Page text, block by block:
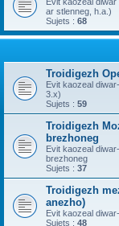
ar stlenneg, h.a.)
Sujets : 68
Troidigezh
Evit kaozeal
3.x)
Sujets : 59
Troidigezh
brezhoneg
Evit kaozeal
brezhoneg
Sujets : 37
Troidigezh
anezho)
Evit kaozeal
Sujets : 48